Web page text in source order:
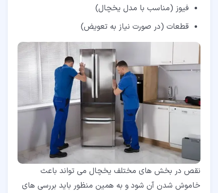
فیوز (مناسب با مدل یخچال)
قطعات (در صورت نیاز به تعویض)
نقص در بخش های مختلف یخچال می تواند باعث
خاموش شدن آن شود و به همین منظور باید بررسی های